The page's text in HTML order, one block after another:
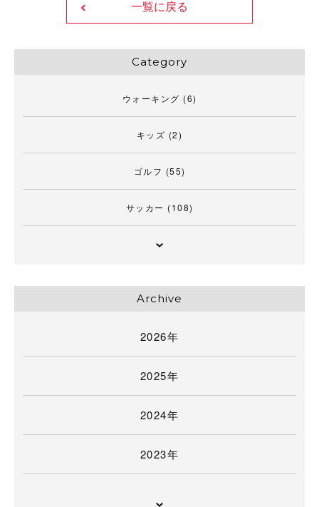
一覧に戻る
Category
ウォーキング (6)
キッズ (2)
ゴルフ (55)
サッカー (108)
Archive
2026年
2025年
2024年
2023年